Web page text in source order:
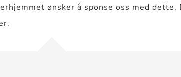
ønsker å sponse oss med